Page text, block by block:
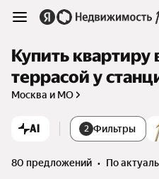
Купить квартиру
террасой у
Москва и МО
AI 2 Фильтры
80 предложений •
по